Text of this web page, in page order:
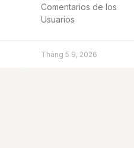
Comentarios de los
Usuarios
Tháng 5 9, 2026